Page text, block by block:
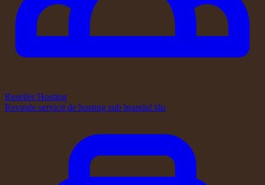
Reseller Hosting
Revinde servicii de hosting sub brandul tău